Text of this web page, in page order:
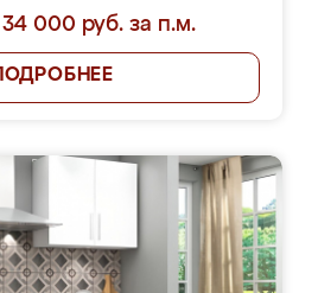
000 руб. за п.м.